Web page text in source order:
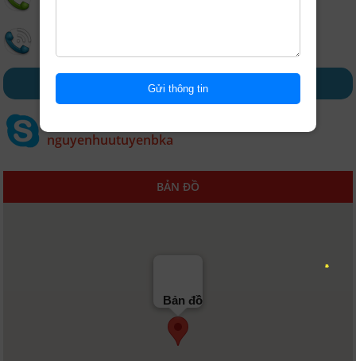
ĐĂNG KÝ TƯ VẤN
nguyenhuutuyenbka
BẢN ĐỒ
Bản đồ